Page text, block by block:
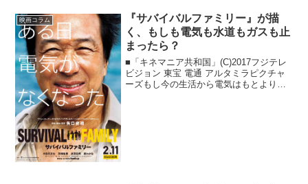
俗に「光と影の画家」とも「光の魔術
師」とも謳われ...
映画コラム
『サバイバルファミリー』が描
く、もしも電気も水道もガスも止
まったら？
■「キネマニア共和国」(C)2017フジテレ
ビジョン 東宝 電通 アルタミラピクチャ
ーズもし今の生活から電気はもとより水